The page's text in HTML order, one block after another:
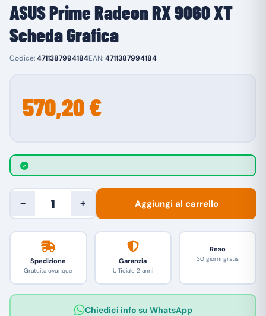
ASUS Prime Radeon RX 9060 XT
Scheda Grafica
Codice:4711387994184EAN:4711387994184
570,20 €
− + Aggiungi al carrello
Spedizione
Gratuita ovunque
Garanzia
Ufficiale 2 anni
Reso
30 giorni gratis
Chiedici info su WhatsApp